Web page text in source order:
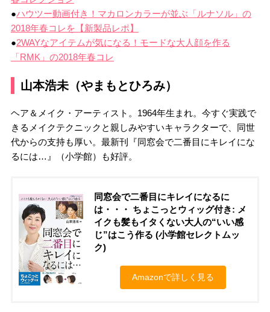
●ハウツー動画付き！マカロンカラーが並ぶ「ルナソル」の
2018年春コレを【新製品レポ】
●2WAYなアイテムが気になる！モードな大人顔を作る
「RMK」の2018年春コレ
山本浩未（やまもとひろみ）
ヘア＆メイク・アーティスト。1964年生まれ。今すぐ実践で
きるメイクテクニックと親しみやすいキャラクターで、同世
代からの支持も厚い。最新刊『同窓会で二番目にキレイにな
るには…』（小学館）も好評。
同窓会で二番目にキレイになるに
は・・・ ちょこっとウィッグ付き: メ
イクも髪もイタくない大人の“いい感
じ”はこう作る (小学館セレクトムッ
ク)
Amazonで詳しく見る